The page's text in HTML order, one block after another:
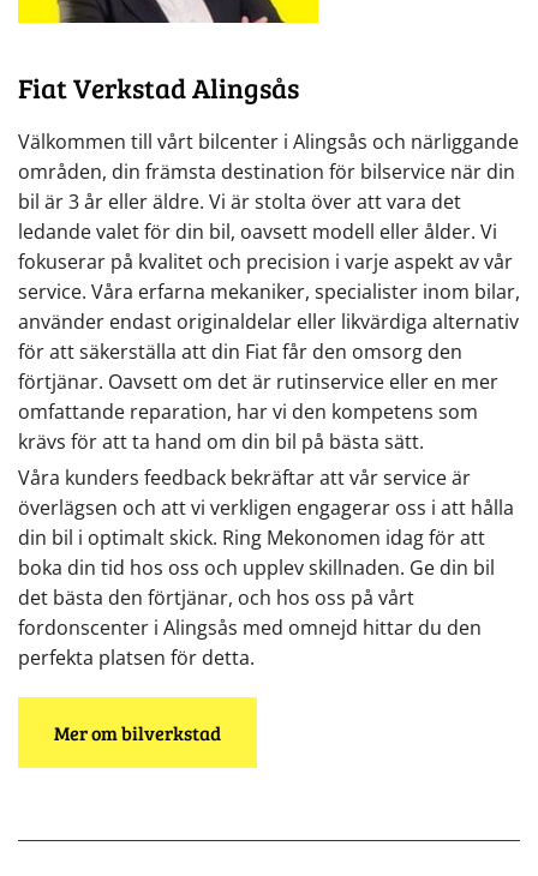
Fiat Verkstad Alingsås
Välkommen till vårt bilcenter i Alingsås och närliggande
områden, din främsta destination för bilservice när din
bil är 3 år eller äldre. Vi är stolta över att vara det
ledande valet för din bil, oavsett modell eller ålder. Vi
fokuserar på kvalitet och precision i varje aspekt av vår
service. Våra erfarna mekaniker, specialister inom bilar,
använder endast originaldelar eller likvärdiga alternativ
för att säkerställa att din Fiat får den omsorg den
förtjänar. Oavsett om det är rutinservice eller en mer
omfattande reparation, har vi den kompetens som
krävs för att ta hand om din bil på bästa sätt.
Våra kunders feedback bekräftar att vår service är
överlägsen och att vi verkligen engagerar oss i att hålla
din bil i optimalt skick. Ring Mekonomen idag för att
boka din tid hos oss och upplev skillnaden. Ge din bil
det bästa den förtjänar, och hos oss på vårt
fordonscenter i Alingsås med omnejd hittar du den
perfekta platsen för detta.
Mer om bilverkstad